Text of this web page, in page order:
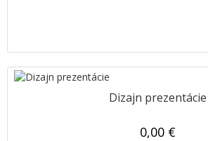
Dizajn prezentácie
0,00 €